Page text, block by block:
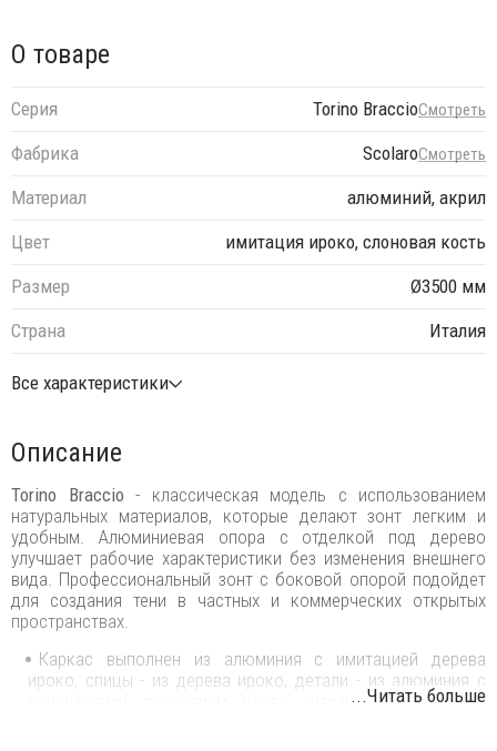
О товаре
Серия Torino BraccioСмотреть
Фабрика ScolaroСмотреть
Материал
алюминий, акрил
Цвет
имитация ироко, слоновая кость
Размер
Ø3500 мм
Страна
Италия
Все характеристики
Описание
Torino Braccio - классическая модель с использованием
натуральных материалов, которые делают зонт легким и
удобным. Алюминиевая опора с отделкой под дерево
улучшает рабочие характеристики без изменения внешнего
вида. Профессиональный зонт с боковой опорой подойдет
для создания тени в частных и коммерческих открытых
пространствах.
Каркас выполнен из алюминия с имитацией дерева
ироко, спицы - из дерева ироко, детали - из алюминия с
порошковым покрытием цвета антрацит, винты - из
...Читать больше